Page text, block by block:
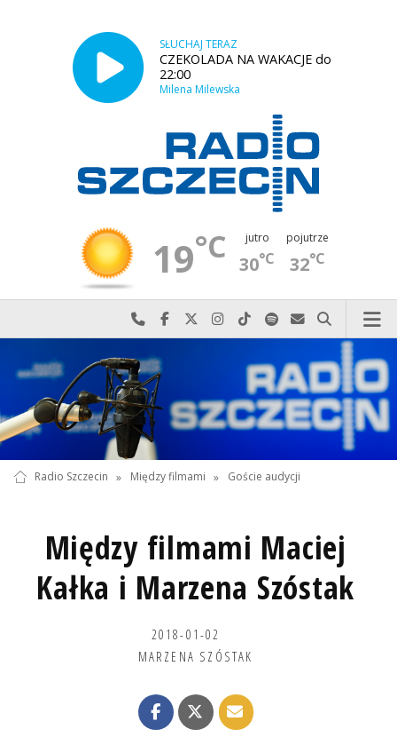
SŁUCHAJ TERAZ
CZEKOLADA NA WAKACJE do
22:00
Milena Milewska
19°C jutro
30°C
pojutrze
32°C
Najlepiej po prostu do nas zadzwoń
Odwiedź nas na Facebook-u
Odwiedź nas na X
Odwiedź nas na Instagram-ie
Odwiedź nas na TikTok-u
Szukaj nas na Spotify
Wyślij do nas
Szukaj
Radio Szczecin » Między filmami » Goście audycji
Między filmami Maciej
Kałka i Marzena Szóstak
2018-01-02
MARZENA SZÓSTAK